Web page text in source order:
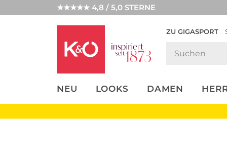
★★★★★ 4,8 / 5,0 STERNE
ZU GIGASPORT
NEU LOOKS DAMEN
UNSERE APP
CLICK &